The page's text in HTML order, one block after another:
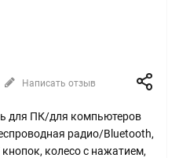
Написать отзыв
для ПК/для компьютеров
радио/Bluetooth,
колесо с нажатием,